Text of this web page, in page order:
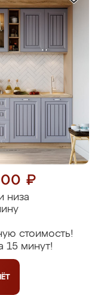
₽
низа
стоимость!
15 минут!